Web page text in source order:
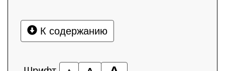
К содержанию